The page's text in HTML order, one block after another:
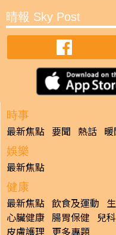
晴報 Sky Post
時事
最新焦點 要聞 熱話
娛樂
最新焦點
健康
最新焦點 飲食及運動
心臟健康 腸胃保健 兒
皮膚護理 更多專題